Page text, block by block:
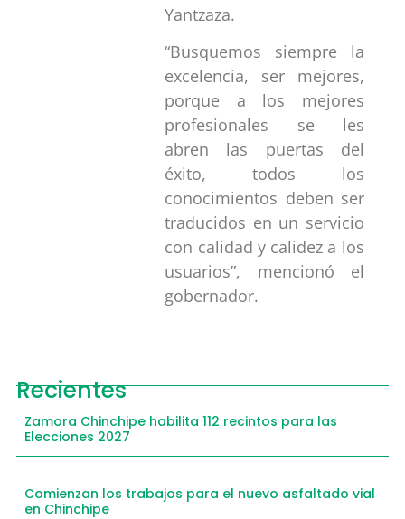
Yantzaza.
“Busquemos siempre la
excelencia, ser mejores,
porque a los mejores
profesionales se les
abren las puertas del
éxito, todos los
conocimientos deben ser
traducidos en un servicio
con calidad y calidez a los
usuarios”, mencionó el
gobernador.
Recientes
Zamora Chinchipe habilita 112 recintos para las
Elecciones 2027
Comienzan los trabajos para el nuevo asfaltado vial
en Chinchipe